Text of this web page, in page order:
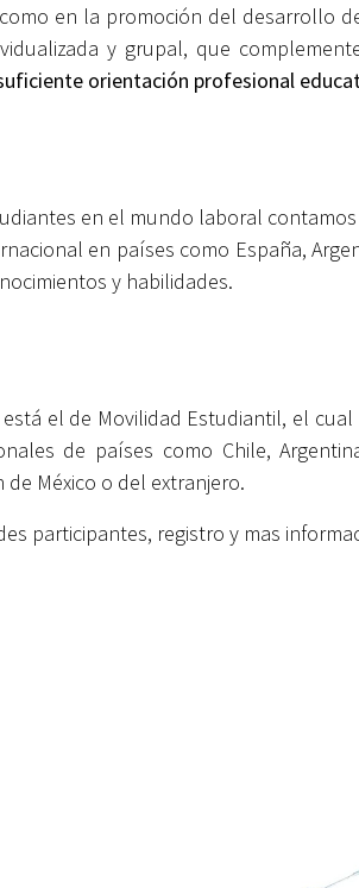
en la promoción del desarrollo
y grupal, que
orientación profesional
en el mundo laboral
en países como España,
y habilidades.
el de Movilidad Estudiantil, el
de países como Chile,
México o del extranjero.
participantes, registro y mas